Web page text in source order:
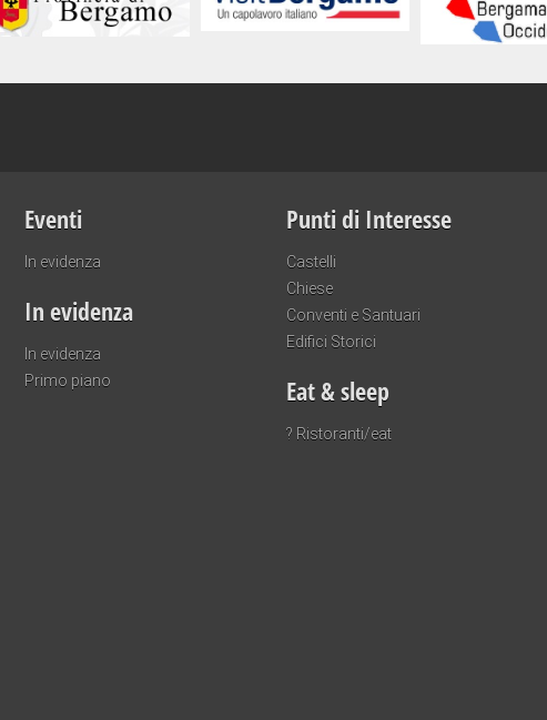
Eventi
In evidenza
In evidenza
In evidenza
Primo piano
Punti di Interesse
Castelli
Chiese
Conventi e Santuari
Edifici Storici
Eat & sleep
? Ristoranti/eat